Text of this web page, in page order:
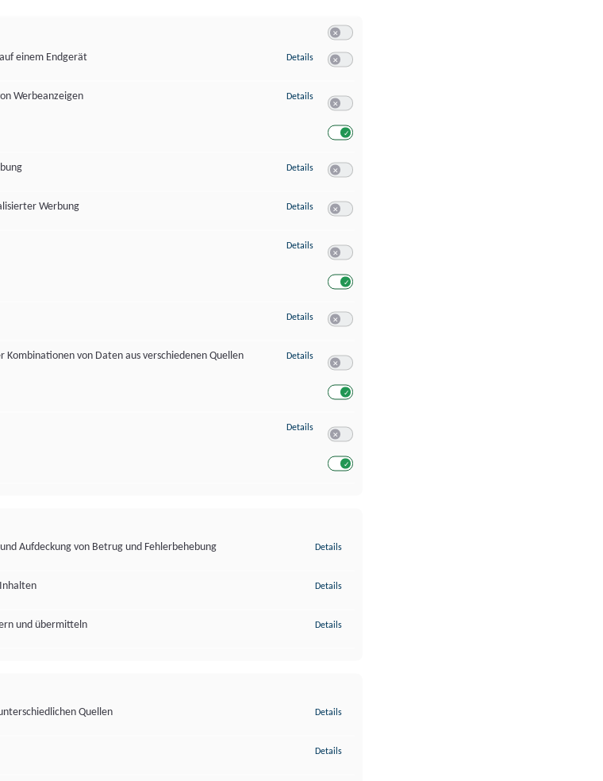
einem Endgerät
Details zu Speichern von oder Zugriff auf Informationen auf einem Endgerät
Werbeanzeigen
Details zu Verwendung reduzierter Daten zur Auswahl von Werbeanzeigen
Details zu Erstellung von Profilen für personalisierte Werbung
Werbung
Details zu Verwendung von Profilen zur Auswahl personalisierter Werbung
Details zu Messung der Werbeleistung
Details zu Messung der Performance von Inhalten
Kombinationen von Daten aus verschiedenen Quellen
Details zu Analyse von Zielgruppen durch Statistiken oder Kombinationen von
Details zu Entwicklung und Verbesserung der Angebote
Aufdeckung von Betrug und Fehlerbehebung
Details
Details
und übermitteln Details
Quellen
Details
Details